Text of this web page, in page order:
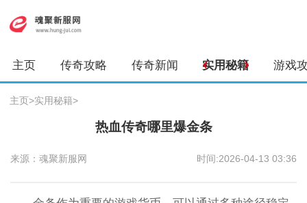
主页 传奇攻略 传奇新闻 实用秘籍 游戏
主页>实用秘籍>
热血传奇哪里爆金条
来源：魂聚新服网 时间:2026-04-13 03:36